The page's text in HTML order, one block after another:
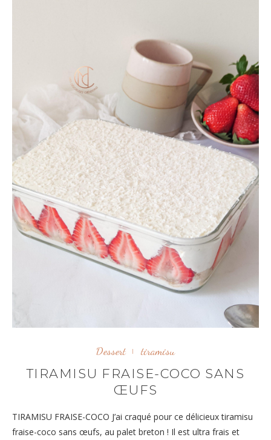
Dessert tiramisu
TIRAMISU FRAISE-COCO SANS
ŒUFS
TIRAMISU FRAISE-COCO J’ai craqué pour ce délicieux tiramisu
fraise-coco sans œufs, au palet breton ! Il est ultra frais et